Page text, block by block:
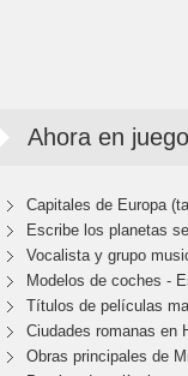
Ahora en
Capitales de Europa
Escribe los planetas
Vocalista y grupo
Modelos de coches -
Títulos de películas
Ciudades romanas en
Obras principales de